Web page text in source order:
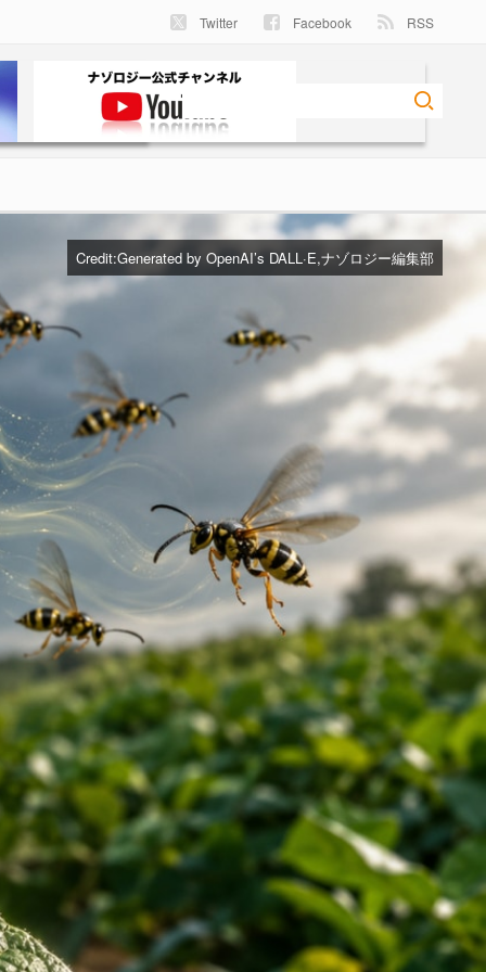
Twitter Facebook RSS
Credit:Generated by OpenAI’s DALL·E,ナゾロジー編集部